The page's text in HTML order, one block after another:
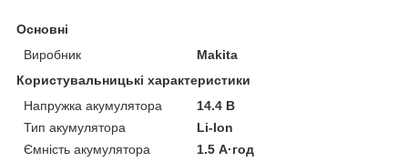
Основні
Виробник
Makita
Користувальницькі характеристики
Напружка акумулятора
14.4 В
Тип акумулятора
Li-Ion
Ємність акумулятора
1.5 А·год